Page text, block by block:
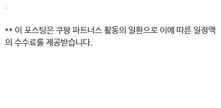
.
** 이 포스팅은 쿠팡 파트너스 활동의 일환으로 이에 따른 일정액
의 수수료를 제공받습니다.